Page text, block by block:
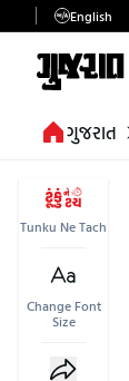
English
ગુજરાત
Tunku Ne Tach
Change Font
Size